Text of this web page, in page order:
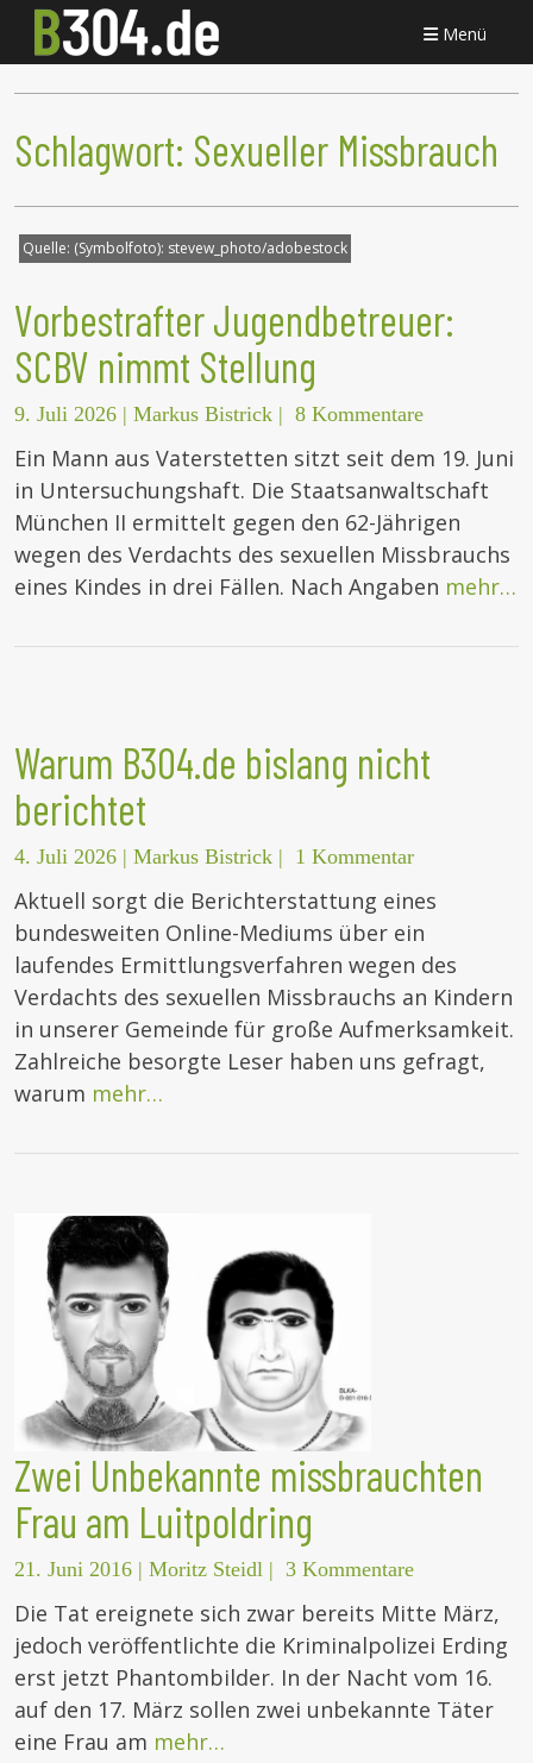
Menü
Schlagwort: Sexueller Missbrauch
Quelle: (Symbolfoto): stevew_photo/adobestock
Vorbestrafter Jugendbetreuer:
SCBV nimmt Stellung
9. Juli 2026 | Markus Bistrick | 8 Kommentare
Ein Mann aus Vaterstetten sitzt seit dem 19. Juni
in Untersuchungshaft. Die Staatsanwaltschaft
München II ermittelt gegen den 62-Jährigen
wegen des Verdachts des sexuellen Missbrauchs
eines Kindes in drei Fällen. Nach Angaben mehr…
Warum B304.de bislang nicht
berichtet
4. Juli 2026 | Markus Bistrick | 1 Kommentar
Aktuell sorgt die Berichterstattung eines
bundesweiten Online-Mediums über ein
laufendes Ermittlungsverfahren wegen des
Verdachts des sexuellen Missbrauchs an Kindern
in unserer Gemeinde für große Aufmerksamkeit.
Zahlreiche besorgte Leser haben uns gefragt,
warum mehr…
Zwei Unbekannte missbrauchten
Frau am Luitpoldring
21. Juni 2016 | Moritz Steidl | 3 Kommentare
Die Tat ereignete sich zwar bereits Mitte März,
jedoch veröffentlichte die Kriminalpolizei Erding
erst jetzt Phantombilder. In der Nacht vom 16.
auf den 17. März sollen zwei unbekannte Täter
eine Frau am mehr…